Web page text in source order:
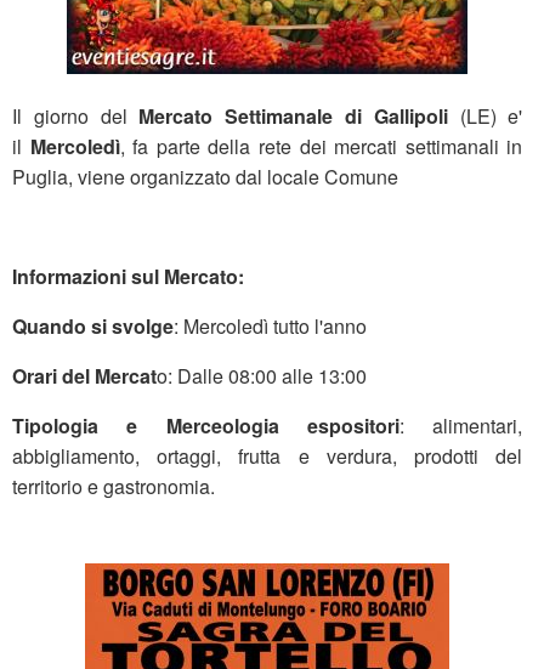
Il giorno del Mercato Settimanale di Gallipoli(LE) e'
il Mercoledì, fa parte della rete dei mercati settimanali in
Puglia, viene organizzato dal locale Comune
Informazioni sul Mercato:
Quando si svolge: Mercoledì tutto l'anno
Orari del Mercato: Dalle 08:00 alle 13:00
Tipologia e Merceologia espositori: alimentari,
abbigliamento, ortaggi, frutta e verdura, prodotti del
territorio e gastronomia.